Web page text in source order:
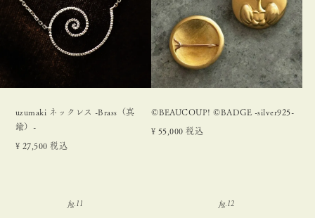
uzumaki ネックレス -Brass（真
鍮）-
¥ 27,500 税込
©BEAUCOUP! ©BADGE -silver925-
¥ 55,000 税込